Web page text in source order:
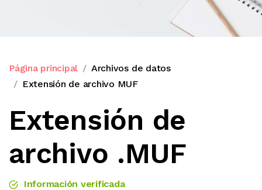
Página principal
Archivos de datos
Extensión de archivo MUF
Extensión de
archivo .MUF
Información verificada